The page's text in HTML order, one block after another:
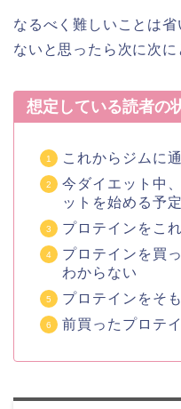
なるべく難しいことは
ないと思ったら次に次
想定している読者の
これからジムに
今ダイエット中
ットを始める予定
プロテインをこ
プロテインを買
わからない
プロテインをそ
前買ったプロテ